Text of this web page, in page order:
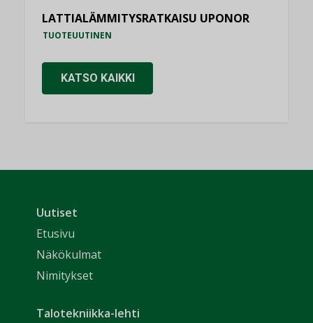
LATTIALÄMMITYSRATKAISU UPONOR
TUOTEUUTINEN
KATSO KAIKKI
Uutiset
Etusivu
Näkökulmat
Nimitykset
Talotekniikka-lehti